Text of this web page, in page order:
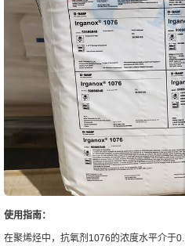
使用指南：
在聚烯烃中，抗氧剂1076的浓度水平介于